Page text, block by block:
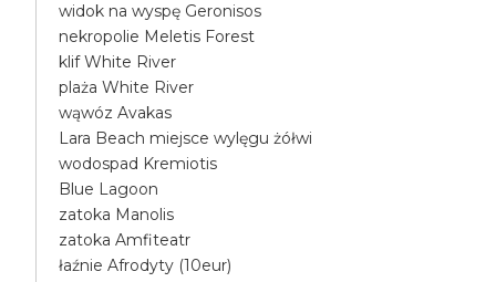
widok na wyspę Geronisos
nekropolie Meletis Forest
klif White River
plaża White River
wąwóz Avakas
Lara Beach miejsce wylęgu żółwi
wodospad Kremiotis
Blue Lagoon
zatoka Manolis
zatoka Amfiteatr
łaźnie Afrodyty (10eur)